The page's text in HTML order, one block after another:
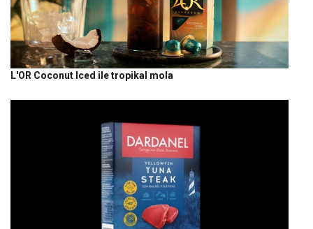
L'OR Coconut Iced ile tropikal mola